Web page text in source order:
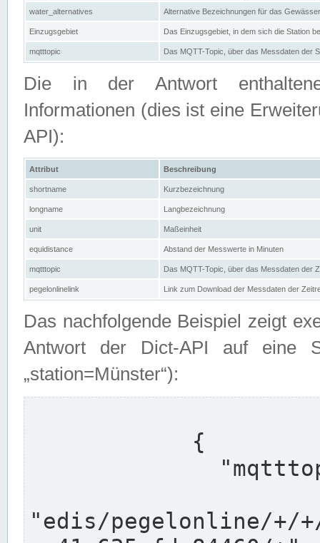
water_alternatives Alternative Bezeichnungen für das
Einzugsgebiet Das Einzugsgebiet, in dem sich die Station
mqtttopic Das MQTT-Topic, über das Messdaten der
Die in der Antwort
Informationen (dies ist eine
API):
Attribut Beschreibung
shortname Kurzbezeichnung
longname Langbezeichnung
unit Maßeinheit
equidistance Abstand der Messwerte in Minuten
mqtttopic Das MQTT-Topic, über das Messdaten der
pegelonlinelink Link zum Download der Messdaten der
Das nachfolgende Beispiel zeigt
Antwort der Dict-API auf eine
„station=Münster“):
"edis/pegelonline/+/